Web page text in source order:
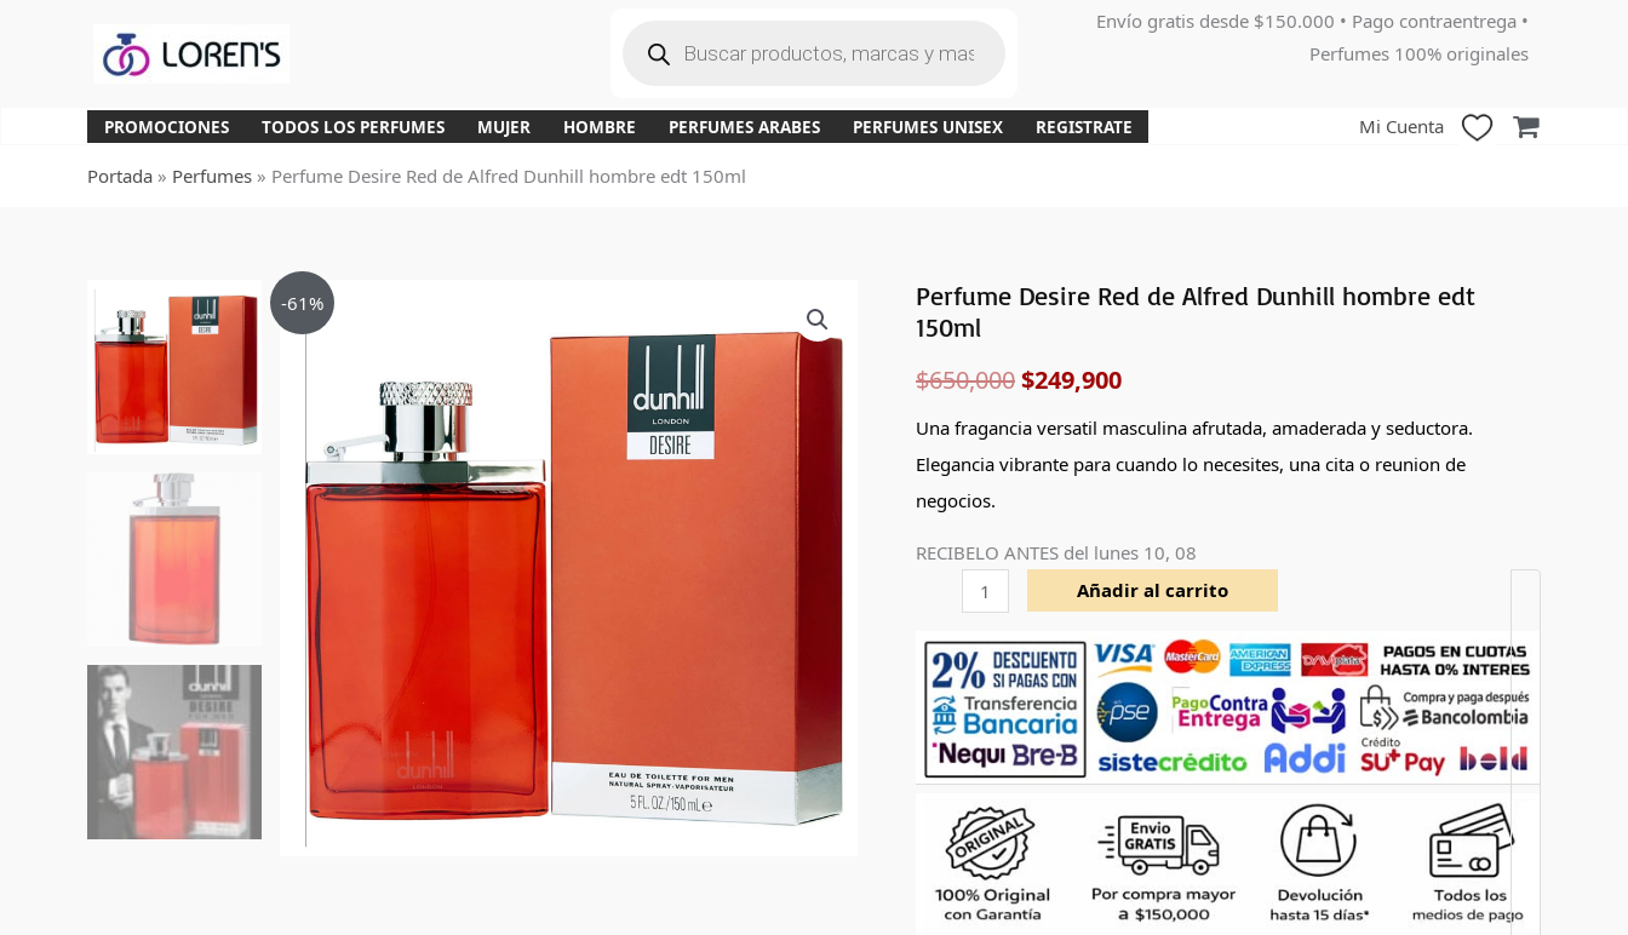
a
d
e
r
o
Envío gratis desde $150.000 • Pago contraentrega •
Perfumes 100% originales
PROMOCIONES TODOS LOS PERFUMES MUJER HOMBRE PERFUMES ARABES PERFUMES UNISEX REGISTRATE Mi Cuenta
Portada » Perfumes » Perfume Desire Red de Alfred Dunhill hombre edt 150ml
-61%
Perfume Desire Red de Alfred Dunhill hombre edt
150ml
$650,000
El
original
$249,900
El
Una fragancia versatil masculina afrutada, amaderada y seductora.
Elegancia vibrante para cuando lo necesites, una cita o reunion de
negocios.
RECIBELO ANTES del lunes 10, 08
Perfume
Desire
de
Alfred
Dunhill
hombre
150ml
cantidad
Añadir al carrito